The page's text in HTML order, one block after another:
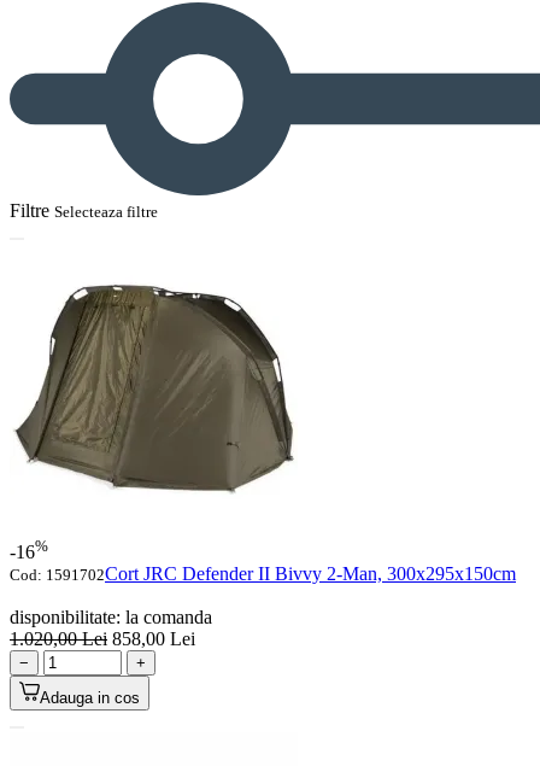
Filtre Selecteaza filtre
-16%
Cod: 1591702Cort JRC Defender II Bivvy 2-Man, 300x295x150cm
disponibilitate: la comanda
1.020,00 Lei 858,00 Lei
−
+
Adauga in cos